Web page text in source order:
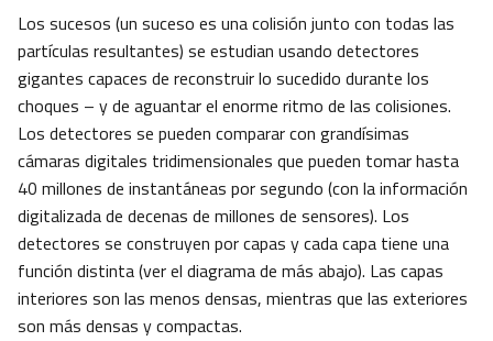
Los sucesos (un suceso es una colisión junto con todas las
partículas resultantes) se estudian usando detectores
gigantes capaces de reconstruir lo sucedido durante los
choques – y de aguantar el enorme ritmo de las colisiones.
Los detectores se pueden comparar con grandísimas
cámaras digitales tridimensionales que pueden tomar hasta
40 millones de instantáneas por segundo (con la información
digitalizada de decenas de millones de sensores). Los
detectores se construyen por capas y cada capa tiene una
función distinta (ver el diagrama de más abajo). Las capas
interiores son las menos densas, mientras que las exteriores
son más densas y compactas.